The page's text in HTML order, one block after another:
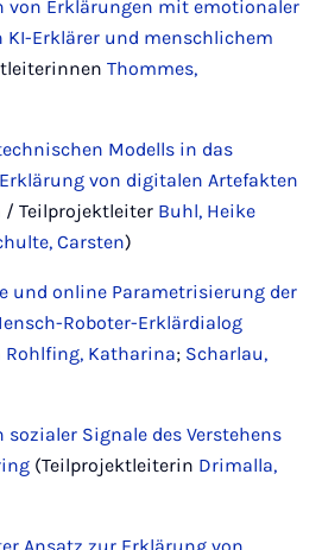
von Erklärungen mit emotionaler
Erklärer und menschlichem
Thommes,
Modells in das
von digitalen Artefakten
Teilprojektleiter Buhl, Heike
Carsten)
und online Parametrisierung der
Roboter-Erklärdialog
Rohlfing, Katharina; Scharlau,
Signale des Verstehens
(Teilprojektleiterin Drimalla,